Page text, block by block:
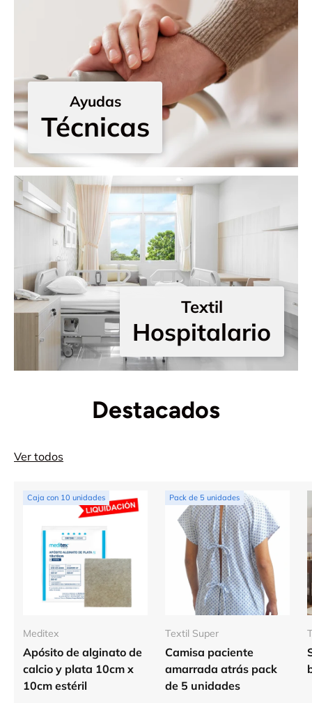
Ayudas
Técnicas
Textil
Hospitalario
Destacados
Ver todos
Caja con 10 unidades
Meditex
Apósito de alginato de
calcio y plata 10cm x
10cm estéril
Pack de 5 unidades
Textil Super
Camisa paciente
amarrada atrás pack
de 5 unidades
Ver información - Funda plumón 300
DUERM